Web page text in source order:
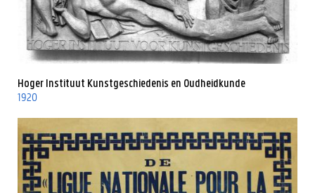
Hoger Instituut Kunstgeschiedenis en Oudheidkunde
1920